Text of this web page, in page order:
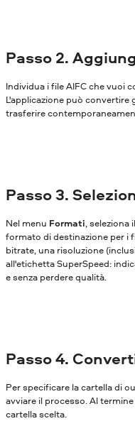
Passo 2.
Individua i file AIFC che vuoi
L'applicazione può
trasferire
Passo 3.
Nel menu Formati, seleziona
formato di destinazione per i
bitrate, una risoluzione
all'etichetta SuperSpeed:
e senza perdere qualità.
Passo 4.
Per specificare la cartella di
avviare il processo. Al
cartella scelta.